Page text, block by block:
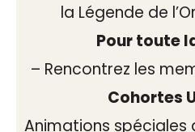
la Légende de
Pour toute
– Rencontrez les
Cohortes
Animations